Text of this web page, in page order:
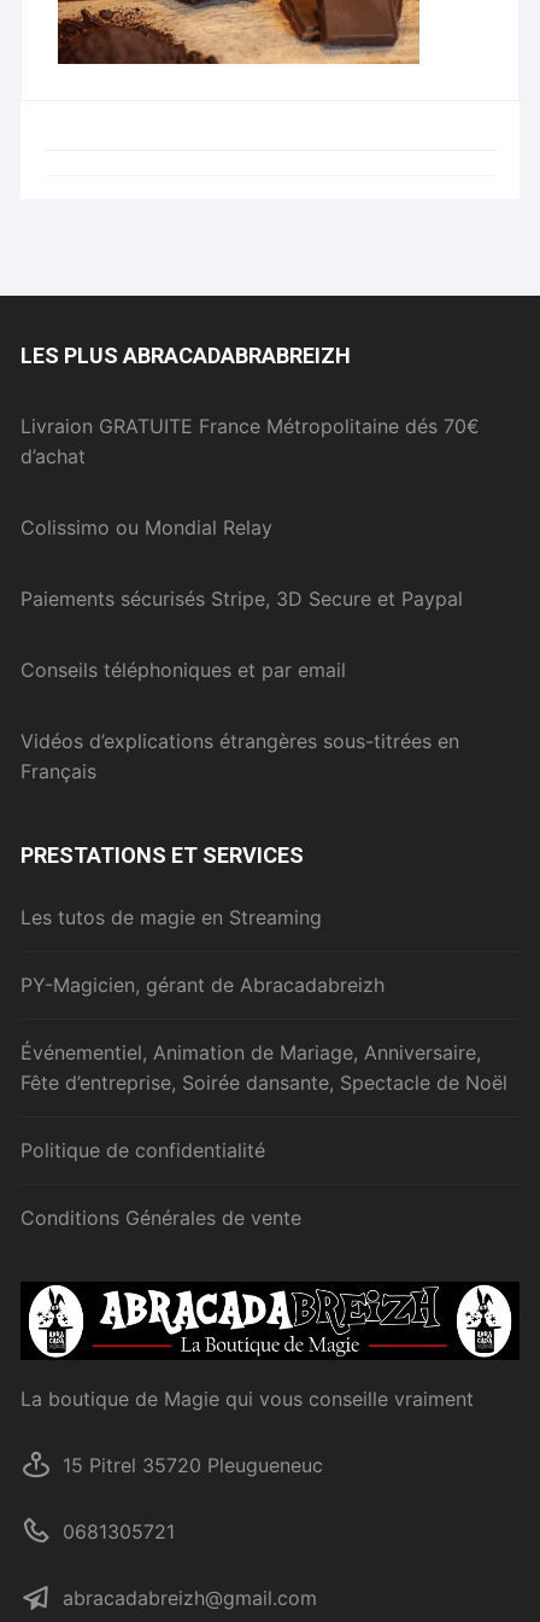
LES PLUS ABRACADABRABREIZH
Livraion GRATUITE France Métropolitaine dés 70€
d’achat
Colissimo ou Mondial Relay
Paiements sécurisés Stripe, 3D Secure et Paypal
Conseils téléphoniques et par email
Vidéos d’explications étrangères sous-titrées en
Français
PRESTATIONS ET SERVICES
Les tutos de magie en Streaming
PY-Magicien, gérant de Abracadabreizh
Événementiel, Animation de Mariage, Anniversaire,
Fête d’entreprise, Soirée dansante, Spectacle de Noël
Politique de confidentialité
Conditions Générales de vente
La boutique de Magie qui vous conseille vraiment
15 Pitrel 35720 Pleugueneuc
0681305721
abracadabreizh@gmail.com